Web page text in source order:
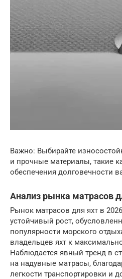
Важно: Выбирайте
и прочные материалы, такие
обеспечения долговечности
Анализ рынка матрасов
Рынок матрасов для яхт в
устойчивый рост,
популярности морского
владельцев яхт к
Наблюдается явный тренд в
на надувные матрасы,
легкости транспортировки и